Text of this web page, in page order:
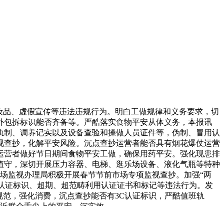
、虚假宣传等违法违规行为。明白工做规律和义务要求，切
拆标识能否齐备等。严酷落实食物平安从体义务，本报讯
、调养记实以及设备查验和操做人员证件等，伪制、冒用认
抄，化解平安风险。沉点查抄运营者能否具有烟花爆仗运营
者做好节日期间食物平安工做，确保用药平安。强化现患排
，深切开展压力容器、电梯、逛乐场设备、液化气瓶等特种
监视办理局积极开展春节节前市场专项监视查抄。加强“两
标识、超期、超范畴利用认证证书和标记等违法行为。发
，强化消费，沉点查抄能否有3C认证标识，严酷值班轨